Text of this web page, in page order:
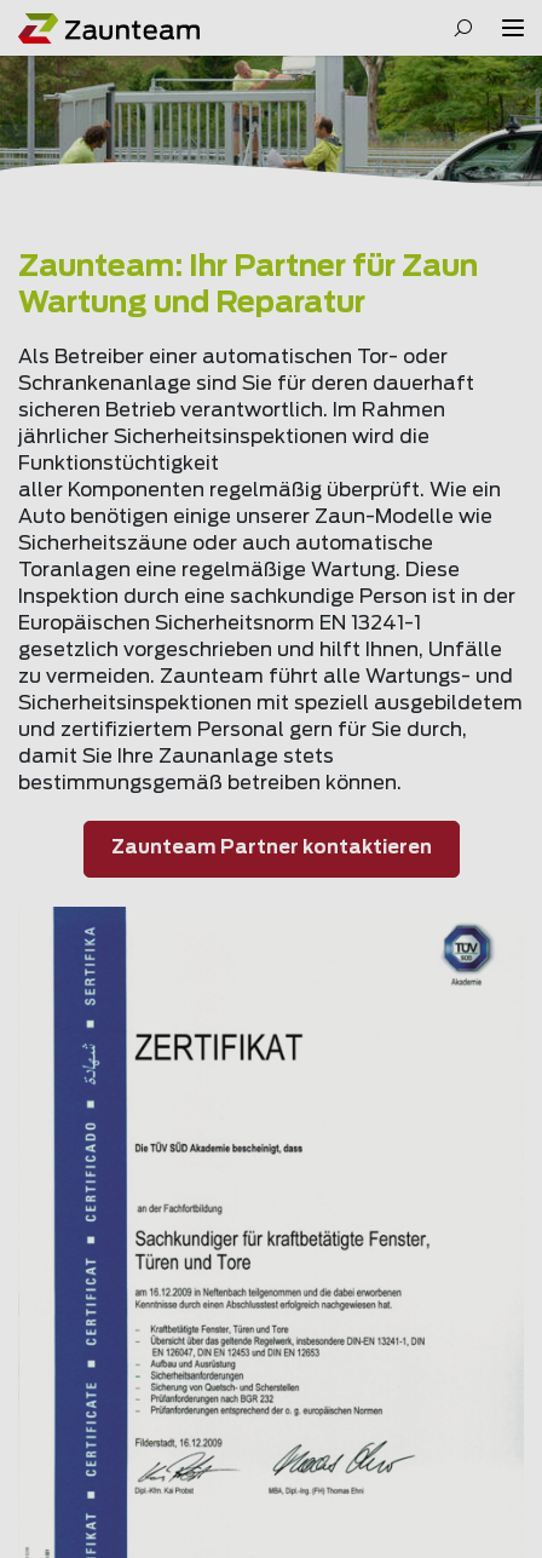
Zaunteam: Ihr Partner für Zaun
Wartung und Reparatur
Als Betreiber einer automatischen Tor- oder
Schrankenanlage sind Sie für deren dauerhaft
sicheren Betrieb verantwortlich. Im Rahmen
jährlicher Sicherheitsinspektionen wird die
Funktionstüchtigkeit
aller Komponenten regelmäßig überprüft. Wie ein
Auto benötigen einige unserer Zaun-Modelle wie
Sicherheitszäune oder auch automatische
Toranlagen eine regelmäßige Wartung. Diese
Inspektion durch eine sachkundige Person ist in der
Europäischen Sicherheitsnorm EN 13241-1
gesetzlich vorgeschrieben und hilft Ihnen, Unfälle
zu vermeiden. Zaunteam führt alle Wartungs- und
Sicherheitsinspektionen mit speziell ausgebildetem
und zertifiziertem Personal gern für Sie durch,
damit Sie Ihre Zaunanlage stets
bestimmungsgemäß betreiben können.
Zaunteam Partner kontaktieren